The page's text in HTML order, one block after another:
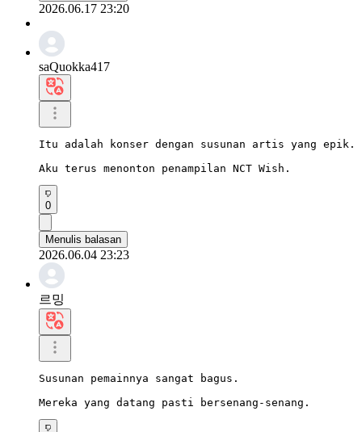
2026.06.17 23:20
saQuokka417
Itu adalah konser dengan susunan artis yang epik.
Aku terus menonton penampilan NCT Wish.
0
Menulis balasan
2026.06.04 23:23
르밍
Susunan pemainnya sangat bagus.
Mereka yang datang pasti bersenang-senang.